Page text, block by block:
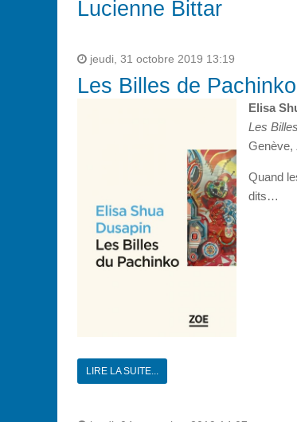
Lucienne Bittar
jeudi, 31 octobre 2019 13:19
Les Billes de Pachinko
Elisa
Les
Genève,
Quand
dits…
LIRE LA SUITE...